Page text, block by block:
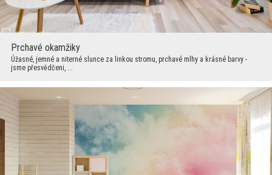
Prchavé okamžiky
Úžasné, jemné a niterné slunce za linkou stromu, prchavé mlhy a krásné barvy -
jsme přesvědčeni, ...